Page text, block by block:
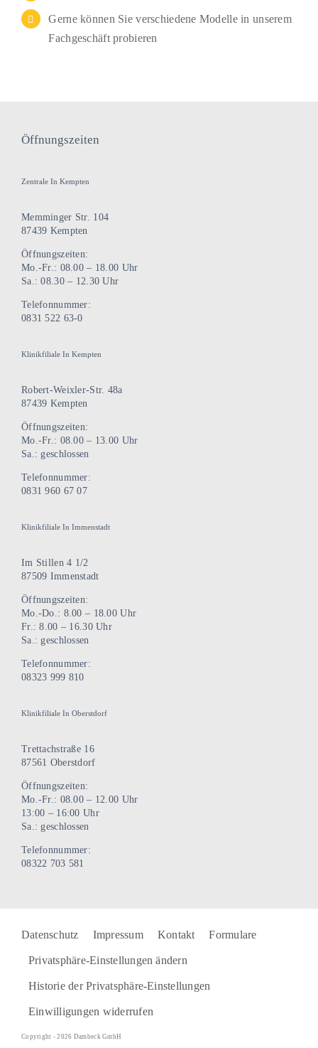
Gerne können Sie verschiedene Modelle in unserem
Fachgeschäft probieren
Öffnungszeiten
Zentrale In Kempten
Memminger Str. 104
87439 Kempten
Öffnungszeiten:
Mo.-Fr.: 08.00 – 18.00 Uhr
Sa.: 08.30 – 12.30 Uhr
Telefonnummer:
0831 522 63-0
Klinikfiliale In Kempten
Robert-Weixler-Str. 48a
87439 Kempten
Öffnungszeiten:
Mo.-Fr.: 08.00 – 13.00 Uhr
Sa.: geschlossen
Telefonnummer:
0831 960 67 07
Klinikfiliale In Immenstadt
Im Stillen 4 1/2
87509 Immenstadt
Öffnungszeiten:
Mo.-Do.: 8.00 – 18.00 Uhr
Fr.: 8.00 – 16.30 Uhr
Sa.: geschlossen
Telefonnummer:
08323 999 810
Klinikfiliale In Oberstdorf
Trettachstraße 16
87561 Oberstdorf
Öffnungszeiten:
Mo.-Fr.: 08.00 – 12.00 Uhr
13:00 – 16:00 Uhr
Sa.: geschlossen
Telefonnummer:
08322 703 581
Datenschutz Impressum Kontakt Formulare
Privatsphäre-Einstellungen ändern
Historie der Privatsphäre-Einstellungen
Einwilligungen widerrufen
Copyright - 2026 Dambeck GmbH